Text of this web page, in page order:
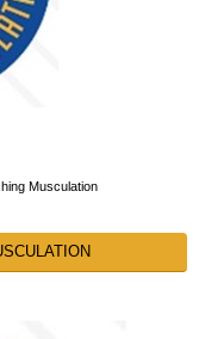
Musculation